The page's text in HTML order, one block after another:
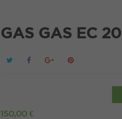
GAS GAS EC
150,00 €